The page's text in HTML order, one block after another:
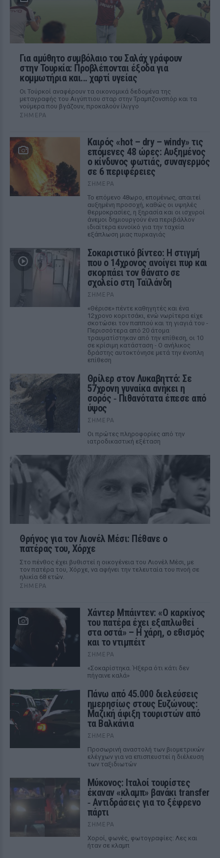
Για αμύθητο συμβόλαιο του Σαλάχ γράφουν
στην Τουρκία: Προβλέπονται έξοδα για
κομμωτήρια και... χαρτί υγείας
Οι Τούρκοί αναφέρουν τα οικονομικά δεδομένα της
μεταγραφής του Αιγύπτιου σταρ στην Τραμπζονσπόρ και τα
νούμερα που βγάζουν, προκαλούν ίλιγγο
ΣΉΜΕΡΑ
Καιρός «hot – dry – windy» τις
επόμενες 48 ώρες: Αυξημένος
ο κίνδυνος φωτιάς, συναγερμός
σε 6 περιφέρειες
ΣΉΜΕΡΑ
Το επόμενο 48ωρο, επομένως, απαιτεί
αυξημένη προσοχή, καθώς οι υψηλές
θερμοκρασίες, η ξηρασία και οι ισχυροί
άνεμοι δημιουργούν ένα περιβάλλον
ιδιαίτερα ευνοϊκό για την ταχεία
εξάπλωση μιας πυρκαγιάς
Σοκαριστικό βίντεο: Η στιγμή
που ο 14χρονος ανοίγει πυρ και
σκορπάει τον θάνατο σε
σχολείο στη Ταϊλάνδη
ΣΉΜΕΡΑ
«Θέρισε» πέντε καθηγητές και ένα
12χρονο κοριτσάκι, ενώ νωρίτερα είχε
σκοτώσει τον παππού και τη γιαγιά του -
Περισσότερα από 20 άτομα
τραυματίστηκαν από την επίθεση, οι 10
σε κρίσιμη κατάσταση - Ο ανήλικος
δράστης αυτοκτόνησε μετά την ένοπλη
επίθεση
Θρίλερ στον Λυκαβηττό: Σε
57χρονη γυναίκα ανήκει η
σορός ‑ Πιθανότατα έπεσε από
ύψος
ΣΉΜΕΡΑ
Οι πρώτες πληροφορίες από την
ιατροδικαστική εξέταση
Θρήνος για τον Λιονέλ Μέσι: Πέθανε ο
πατέρας του, Χόρχε
Στο πένθος έχει βυθιστεί η οικογένεια του Λιονέλ Μέσι, με
τον πατέρα του, Χόρχε, να αφήνει την τελευταία του πνοή σε
ηλικία 68 ετών.
ΣΉΜΕΡΑ
Χάντερ Μπάιντεν: «Ο καρκίνος
του πατέρα έχει εξαπλωθεί
στα οστά» – Η χάρη, ο εθισμός
και το ντιμπέιτ
ΣΉΜΕΡΑ
«Σοκαρίστηκα. Ήξερα ότι κάτι δεν
πήγαινε καλά»
Πάνω από 45.000 διελεύσεις
ημερησίως στους Ευζώνους:
Μαζική άφιξη τουριστών από
τα Βαλκάνια
ΣΉΜΕΡΑ
Προσωρινή αναστολή των βιομετρικών
ελέγχων για να επισπευστεί η διέλευση
των ταξιδιωτών
Μύκονος: Ιταλοί τουρίστες
έκαναν «κλαμπ» βανάκι transfer
‑ Αντιδράσεις για το ξέφρενο
πάρτι
ΣΉΜΕΡΑ
Χοροί, φωνές, φωτογραφίες: Λες και
ήταν σε κλαμπ